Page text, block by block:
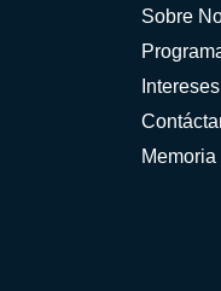
Sobre
Intereses